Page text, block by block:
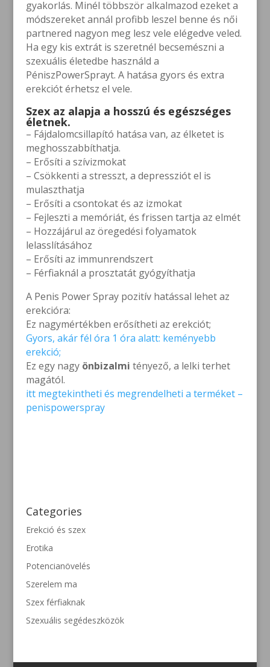
gyakorlás. Minél többször alkalmazod ezeket a
módszereket annál profibb leszel benne és női
partnered nagyon meg lesz vele elégedve veled.
Ha egy kis extrát is szeretnél becsemészni a
szexuális életedbe használd a
PéniszPowerSprayt. A hatása gyors és extra
erekciót érhetsz el vele.
Szex az alapja a hosszú és egészséges
életnek.
– Fájdalomcsillapító hatása van, az élketet is
meghosszabbíthatja.
– Erősíti a szívizmokat
– Csökkenti a stresszt, a depressziót el is
mulaszthatja
– Erősíti a csontokat és az izmokat
– Fejleszti a memóriát, és frissen tartja az elmét
– Hozzájárul az öregedési folyamatok
lelasslításához
– Erősíti az immunrendszert
– Férfiaknál a prosztatát gyógyíthatja
A Penis Power Spray pozitív hatással lehet az
erekcióra:
Ez nagymértékben erősítheti az erekciót;
Gyors, akár fél óra 1 óra alatt: keményebb
erekció;
Ez egy nagy önbizalmi tényező, a lelki terhet
magától.
itt megtekintheti és megrendelheti a terméket –
penispowerspray
Categories
Erekció és szex
Erotika
Potencianövelés
Szerelem ma
Szex férfiaknak
Szexuális segédeszközök